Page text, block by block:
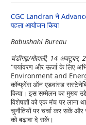
CGC Landran ने
पहला आयोजन किया
Babushahi Bureau
चंडीगढ़/मोहाली, 14 अक्टूबर,
"पर्यावरण और ऊर्जा के लिए
Environment and Energy)
कॉन्फ्रेंस ऑन एडवांस्ड
किया। इस सम्मेलन का मुख्य
विशेषज्ञों को एक मंच पर लाना
चुनौतियों पर चर्चा कर सकें
को बढ़ावा दे सकें।